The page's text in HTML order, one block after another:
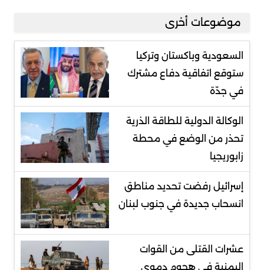
موضوعات أخرى
السعودية وباكستان وتركيا
ستوقع اتفاقية دفاع مشترك
في جدّة
الوكالة الدولية للطاقة الذرية
تحذر من الوضع في محطة
زابوريجيا
إسرائيل رفضت تحديد مناطق
انسحاب جديدة في جنوب لبنان
عشرات القتلى من القوات
اليمنية في هجوم دموي